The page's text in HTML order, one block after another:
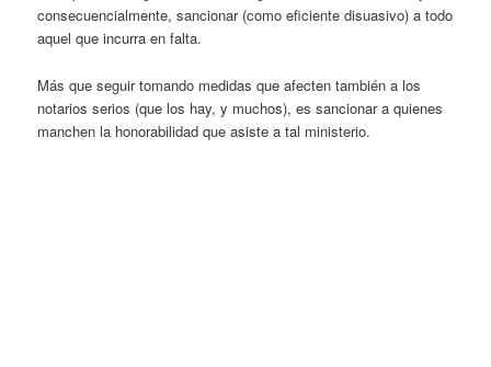
consecuencialmente, sancionar (como eficiente disuasivo) a todo
aquel que incurra en falta.
Más que seguir tomando medidas que afecten también a los
notarios serios (que los hay, y muchos), es sancionar a quienes
manchen la honorabilidad que asiste a tal ministerio.